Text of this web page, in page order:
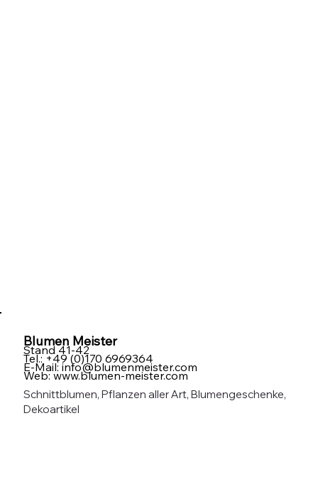
Blumen Meister
Stand 41-42
Tel.: +49 (0)170 6969364
E-Mail:info@blumenmeister.com
Web:www.blumen-meister.com
Schnittblumen, Pflanzen aller Art, Blumengeschenke,
Dekoartikel